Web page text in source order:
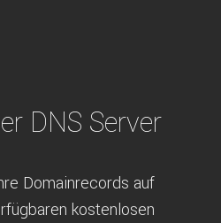
DNS Server
Domainrecords auf
kostenlosen